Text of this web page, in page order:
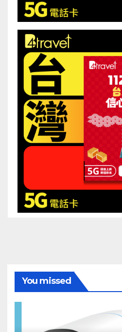
You missed